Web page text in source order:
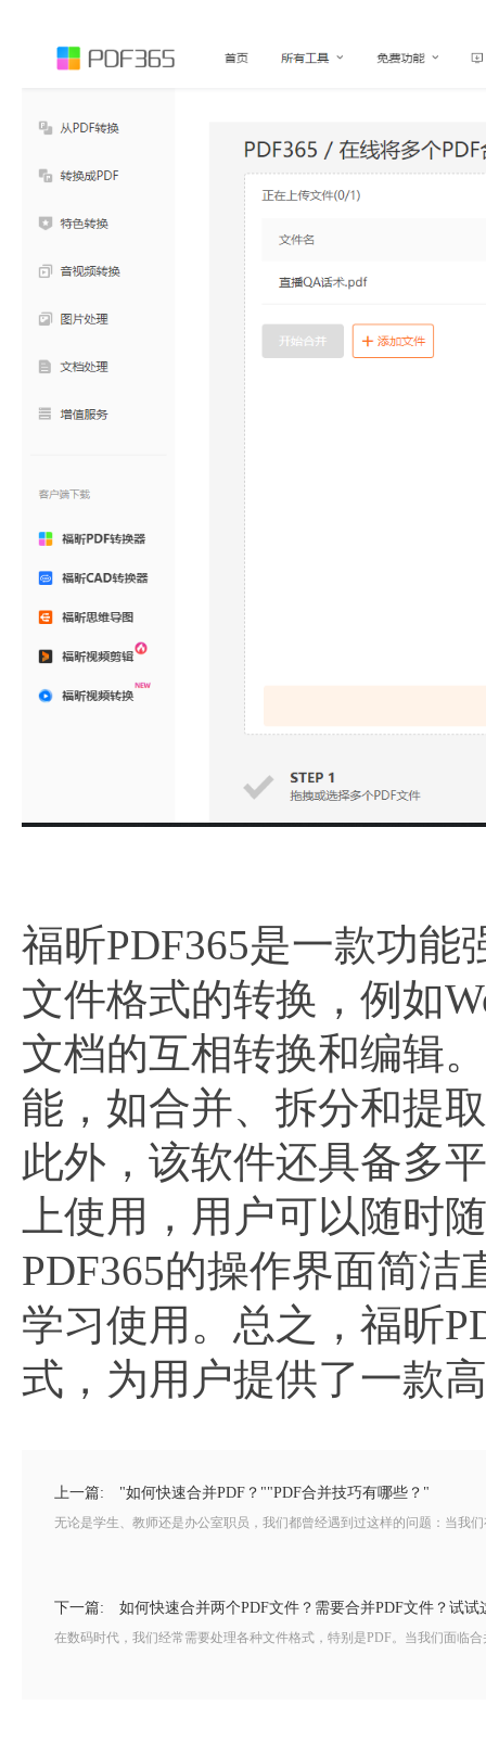
福昕PDF365是一款功能
文件格式的转换，例如
文档的互相转换和编辑
能，如合并、拆分和提
此外，该软件还具备多
上使用，用户可以随时
PDF365的操作界面简
学习使用。总之，福昕
式，为用户提供了一款
上一篇: "如何快速合并PDF？""PDF合并技巧有哪些？"
无论是学生、教师还是办公室职员，我们都曾经遇到过这样的问题：当我
下一篇: 如何快速合并两个PDF文件？需要合并PDF文件？试试
在数码时代，我们经常需要处理各种文件格式，特别是PDF。当我们面临